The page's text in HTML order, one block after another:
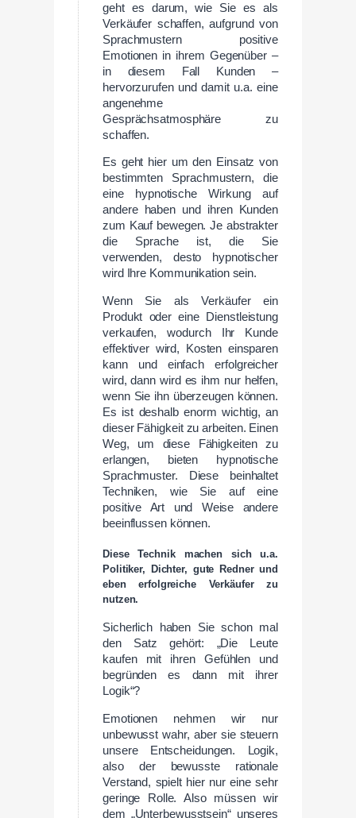
geht es darum, wie Sie es als
Verkäufer schaffen, aufgrund von
Sprachmustern positive
Emotionen in ihrem Gegenüber –
in diesem Fall Kunden –
hervorzurufen und damit u.a. eine
angenehme
Gesprächsatmosphäre zu
schaffen.
Es geht hier um den Einsatz von
bestimmten Sprachmustern, die
eine hypnotische Wirkung auf
andere haben und ihren Kunden
zum Kauf bewegen. Je abstrakter
die Sprache ist, die Sie
verwenden, desto hypnotischer
wird Ihre Kommunikation sein.
Wenn Sie als Verkäufer ein
Produkt oder eine Dienstleistung
verkaufen, wodurch Ihr Kunde
effektiver wird, Kosten einsparen
kann und einfach erfolgreicher
wird, dann wird es ihm nur helfen,
wenn Sie ihn überzeugen können.
Es ist deshalb enorm wichtig, an
dieser Fähigkeit zu arbeiten. Einen
Weg, um diese Fähigkeiten zu
erlangen, bieten hypnotische
Sprachmuster. Diese beinhaltet
Techniken, wie Sie auf eine
positive Art und Weise andere
beeinflussen können.
Diese Technik machen sich u.a.
Politiker, Dichter, gute Redner und
eben erfolgreiche Verkäufer zu
nutzen.
Sicherlich haben Sie schon mal
den Satz gehört: „Die Leute
kaufen mit ihren Gefühlen und
begründen es dann mit ihrer
Logik“?
Emotionen nehmen wir nur
unbewusst wahr, aber sie steuern
unsere Entscheidungen. Logik,
also der bewusste rationale
Verstand, spielt hier nur eine sehr
geringe Rolle. Also müssen wir
dem „Unterbewusstsein“ unseres